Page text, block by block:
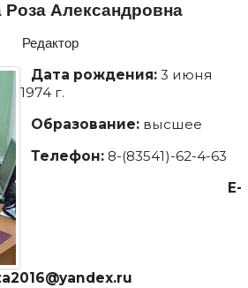
Роза Александровна
Редактор
Дата рождения:3 июня
1974 г.
Образование:высшее
Телефон:8-(83541)-62-4-63
E-